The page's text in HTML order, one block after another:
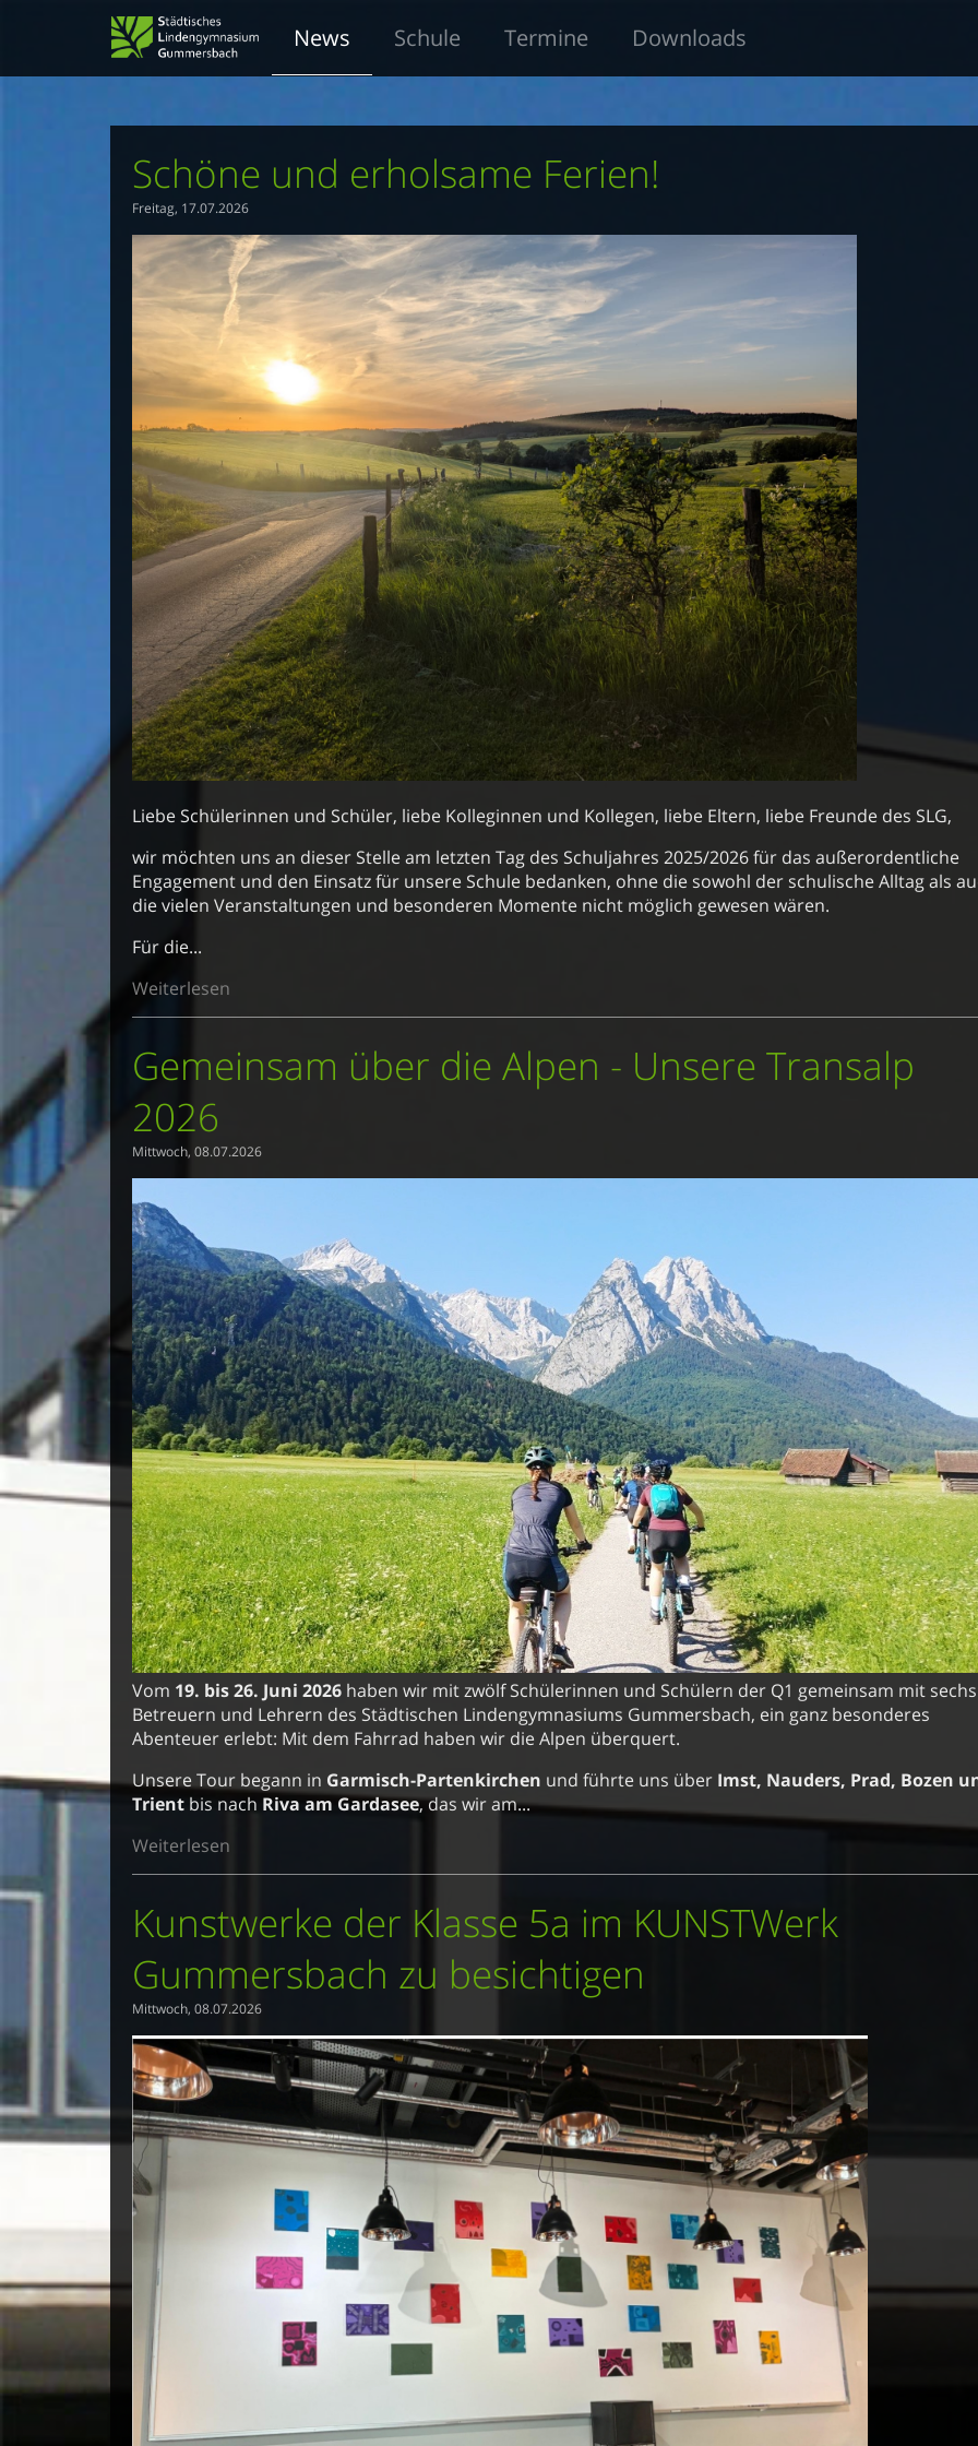
News Schule Termine Downloads
Schöne und erholsame Ferien!
Freitag, 17.07.2026
Liebe Schülerinnen und Schüler, liebe Kolleginnen und Kollegen, liebe Eltern, liebe Freunde des SLG,
wir möchten uns an dieser Stelle am letzten Tag des Schuljahres 2025/2026 für das außerordentliche
Engagement und den Einsatz für unsere Schule bedanken, ohne die sowohl der schulische Alltag als
die vielen Veranstaltungen und besonderen Momente nicht möglich gewesen wären.
Für die...
Weiterlesen
Gemeinsam über die Alpen - Unsere Transalp
2026
Mittwoch, 08.07.2026
Vom 19. bis 26. Juni 2026haben wir mit zwölf Schülerinnen und Schülern der Q1 gemeinsam mit sechs
Betreuern und Lehrern des Städtischen Lindengymnasiums Gummersbach, ein ganz besonderes
Abenteuer erlebt: Mit dem Fahrrad haben wir die Alpen überquert.
Unsere Tour begann in Garmisch-Partenkirchen und führte uns über Imst, Nauders, Prad, Bozen
Trientbis nach Riva am Gardasee, das wir am...
Weiterlesen
Kunstwerke der Klasse 5a im KUNSTWerk
Gummersbach zu besichtigen
Mittwoch, 08.07.2026